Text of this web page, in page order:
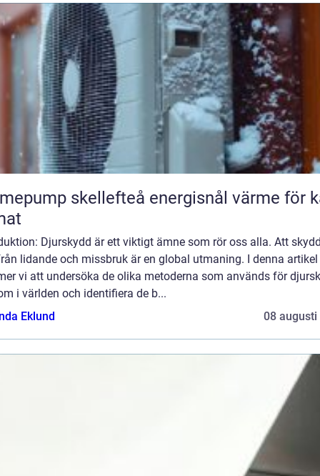
skellefteå energisnål värme för kallt
Djurskydd är ett viktigt ämne som rör oss alla. Att
lidande och missbruk är en global utmaning. I denna artikel
vi att undersöka de olika metoderna som används för
i världen och identifiera de b...
Eklund
08 augusti